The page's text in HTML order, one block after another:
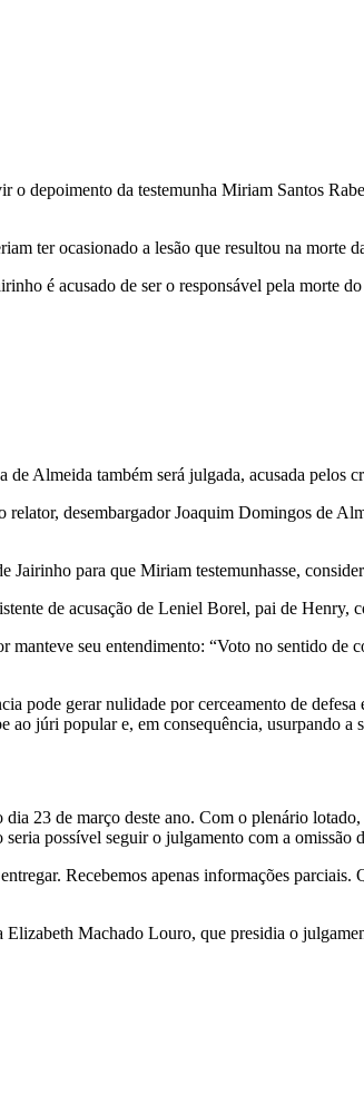
depoimento da testemunha Miriam Santos
ter ocasionado a lesão que resultou na morte
é acusado de ser o responsável pela morte
Almeida também será julgada, acusada pelos
relator, desembargador Joaquim Domingos de
para que Miriam testemunhasse,
de acusação de Leniel Borel, pai de Henry,
seu entendimento: “Voto no sentido de
pode gerar nulidade por cerceamento de
júri popular e, em consequência, usurpando a
23 de março deste ano. Com o plenário
possível seguir o julgamento com a omissão
Recebemos apenas informações
Machado Louro, que presidia o